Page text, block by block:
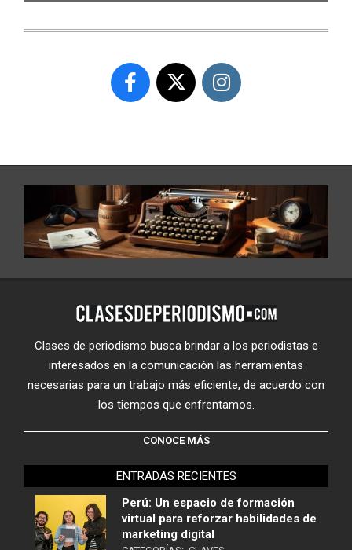
Clases de periodismo busca brindar a los periodistas e
interesados en la comunicación las herramientas
necesarias para un trabajo más eficiente, de acuerdo con
los tiempos que enfrentamos.
CONOCE MÁS
ENTRADAS RECIENTES
Perú: Un espacio de formación
virtual para reforzar habilidades de
marketing digital